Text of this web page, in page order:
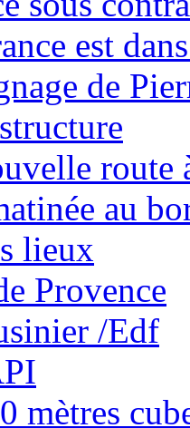
est
de
route
au
lieux
Provence
/Edf
mètres